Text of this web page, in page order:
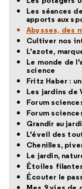
Les séances
apports aux
Abysses, des
Cultiver nos
L’azote,
Le monde de
science
Fritz Haber :
Les jardins de
Forum
Forum
Grandir au
L'éveil des
Chenilles,
Le jardin,
Étoiles
Écouter le